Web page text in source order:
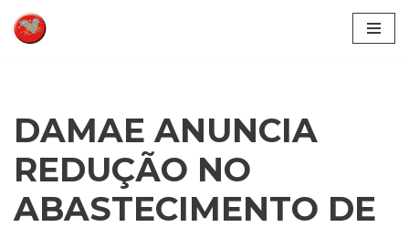
Pular
DAMAE ANUNCIA
REDUÇÃO NO
ABASTECIMENTO DE